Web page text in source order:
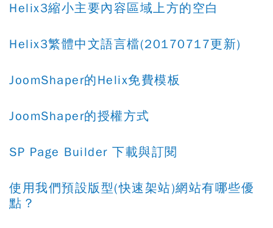
Helix3縮小主要內容區域上方的空白
Helix3繁體中文語言檔(20170717更新)
JoomShaper的Helix免費模板
JoomShaper的授權方式
SP Page Builder 下載與訂閱
使用我們預設版型(快速架站)網站有哪些優
點？